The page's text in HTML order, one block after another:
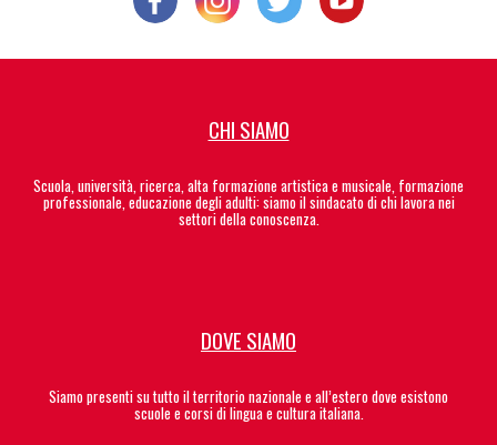
CHI SIAMO
Scuola, università, ricerca, alta formazione artistica e musicale, formazione
professionale, educazione degli adulti: siamo il sindacato di chi lavora nei
settori della conoscenza.
DOVE SIAMO
Siamo presenti su tutto il territorio nazionale e all’estero dove esistono
scuole e corsi di lingua e cultura italiana.